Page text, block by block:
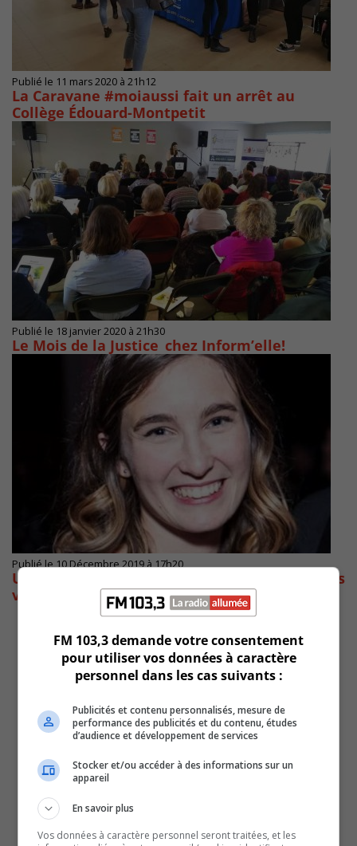
Publié le 11 mars 2020 à 21h12
La Caravane #moiaussi fait un arrêt au
Collège Édouard-Montpetit
Publié le 18 janvier 2020 à 21h30
Le Mois de la Justice chez Inform’elle!
Publié le 10 Décembre 2019 à 17h20
Une caravane mobile d’aide juridique pour les
victimes de violence à caractère sexuel
FM 103,3 demande votre consentement
pour utiliser vos données à caractère
personnel dans les cas suivants :
Publicités et contenu personnalisés, mesure de
performance des publicités et du contenu, études
d’audience et développement de services
Stocker et/ou accéder à des informations sur un
appareil
En savoir plus
Vos données à caractère personnel seront traitées, et les